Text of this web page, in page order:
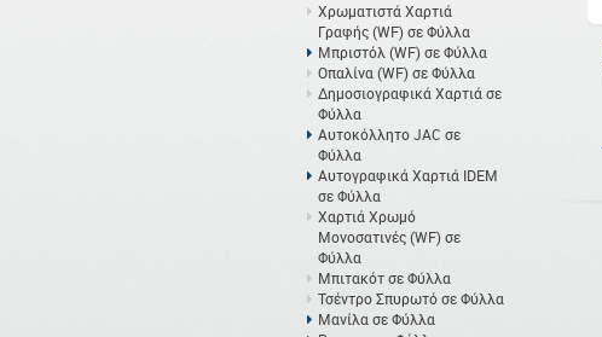
Χρωματιστά Χαρτιά
Γραφής (WF) σε Φύλλα
Μπριστόλ (WF) σε Φύλλα
Οπαλίνα (WF) σε Φύλλα
Δημοσιογραφικά Χαρτιά σε
Φύλλα
Αυτοκόλλητο JAC σε
Φύλλα
Αυτογραφικά Χαρτιά IDEM
σε Φύλλα
Χαρτιά Χρωμό
Μονοσατινές (WF) σε
Φύλλα
Μπιτακότ σε Φύλλα
Τσέντρο Σπυρωτό σε Φύλλα
Μανίλα σε Φύλλα